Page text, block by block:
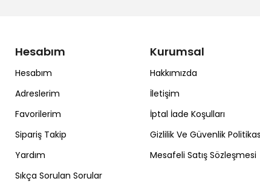
Hesabım
Hesabım
Adreslerim
Favorilerim
Sipariş Takip
Yardım
Sıkça Sorulan Sorular
Kurumsal
Hakkımızda
İletişim
İptal İade Koşulları
Gizlilik Ve Güvenlik
Mesafeli Satış Sözleşmesi